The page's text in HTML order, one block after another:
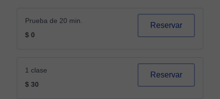
Prueba de 20 min.
$ 0
Reservar
1 clase
$ 30
Reservar